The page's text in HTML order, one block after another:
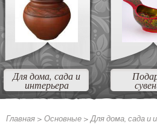
Для дома, сада и
интерьера
Главная > Основные >Для дома, сада и